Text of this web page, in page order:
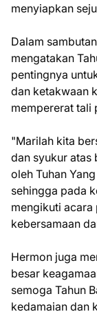
menyiapkan
Dalam
mengatakan
pentingnya
dan ketakwaan
mempererat tali
"Marilah kita
dan syukur atas
oleh Tuhan
sehingga pada
mengikuti acara
kebersamaan
Hermon juga
besar
semoga Tahun
kedamaian dan